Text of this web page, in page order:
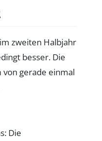
zweiten Halbjahr
besser. Die
von gerade einmal
Die